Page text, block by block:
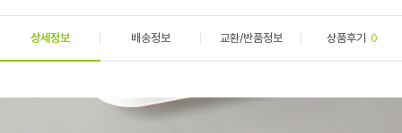
상세정보 배송정보 교환/반품정보 상품후기 0